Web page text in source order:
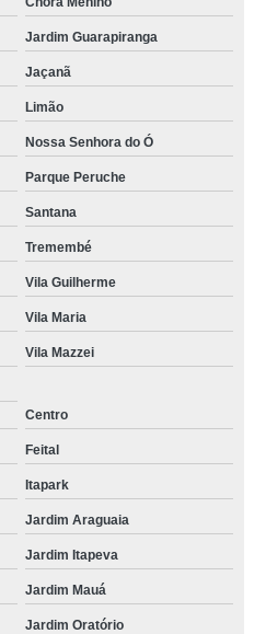
Jardim Guarapiranga
Jaçanã
Limão
Nossa Senhora do Ó
Parque Peruche
Santana
Tremembé
Vila Guilherme
Vila Maria
Vila Mazzei
Centro
Feital
Itapark
Jardim Araguaia
Jardim Itapeva
Jardim Mauá
Jardim Oratório